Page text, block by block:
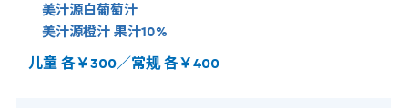
美汁源白葡萄汁
美汁源橙汁 果汁10%
儿童 各￥300／常规 各￥400